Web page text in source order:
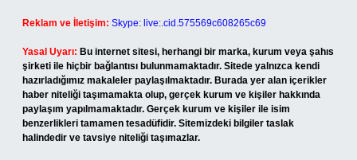
Reklam ve İletişim: Skype: live:.cid.575569c608265c69
Yasal Uyarı: Bu internet sitesi, herhangi bir marka, kurum veya şahıs
şirketi ile hiçbir bağlantısı bulunmamaktadır. Sitede yalnızca kendi
hazırladığımız makaleler paylaşılmaktadır. Burada yer alan içerikler
haber niteliği taşımamakta olup, gerçek kurum ve kişiler hakkında
paylaşım yapılmamaktadır. Gerçek kurum ve kişiler ile isim
benzerlikleri tamamen tesadüfidir. Sitemizdeki bilgiler taslak
halindedir ve tavsiye niteliği taşımazlar.